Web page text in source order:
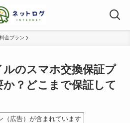
料金プラン
ルのスマホ交換保証プ
か？どこまで保証して
（広告）が含まれています